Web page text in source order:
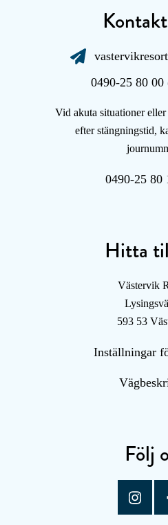
0490-25 80 00
Vid akuta situationer
efter stängningstid,
0490-25 80
Hitta
Västervik
593 53
Inställningar
Följ